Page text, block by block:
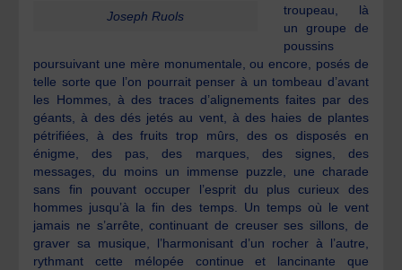
Joseph Ruols
troupeau, là
un groupe de
poussins
poursuivant une mère monumentale, ou encore, posés de
telle sorte que l’on pourrait penser à un tombeau d’avant
les Hommes, à des traces d’alignements faites par des
géants, à des dés jetés au vent, à des haies de plantes
pétrifiées, à des fruits trop mûrs, des os disposés en
énigme, des pas, des marques, des signes, des
messages, du moins un immense puzzle, une charade
sans fin pouvant occuper l’esprit du plus curieux des
hommes jusqu’à la fin des temps. Un temps où le vent
jamais ne s’arrête, continuant de creuser ses sillons, de
graver sa musique, l’harmonisant d’un rocher à l’autre,
rythmant cette mélopée continue et lancinante que